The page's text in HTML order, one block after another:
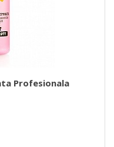
Profesionala